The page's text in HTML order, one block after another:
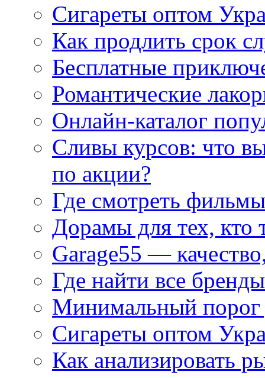
Сигареты оптом
Как продлить срок
Бесплатные
Романтические
Онлайн-каталог
Сливы курсов: что
по акции?
Где смотреть
Дорамы для тех, кто
Garage55 —
Где найти все
Минимальный порог
Сигареты оптом
Как анализировать